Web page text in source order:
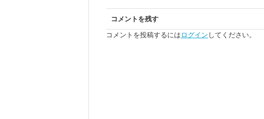
コメントを残す
コメントを投稿するにはログイン してください。